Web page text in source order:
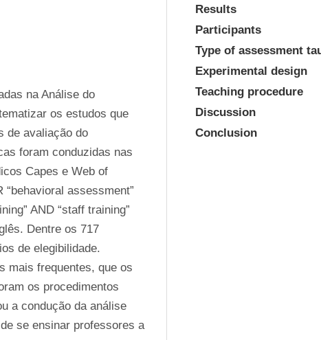
na Análise do
os estudos que
de avaliação do
foram conduzidas nas
Capes e Web of
assessment”
AND “staff training”
Dentre os 717
de elegibilidade.
mais frequentes, que os
os procedimentos
a condução da análise
se ensinar professores a
Results
Participants
Type of assessment
Experimental design
Teaching procedure
Discussion
Conclusion